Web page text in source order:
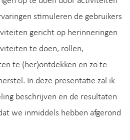
stimuleren de gebruikers
gericht op herinneringen
te doen, rollen,
te (her)ontdekken en zo te
In deze presentatie zal ik
beschrijven en de resultaten
we inmiddels hebben afgerond